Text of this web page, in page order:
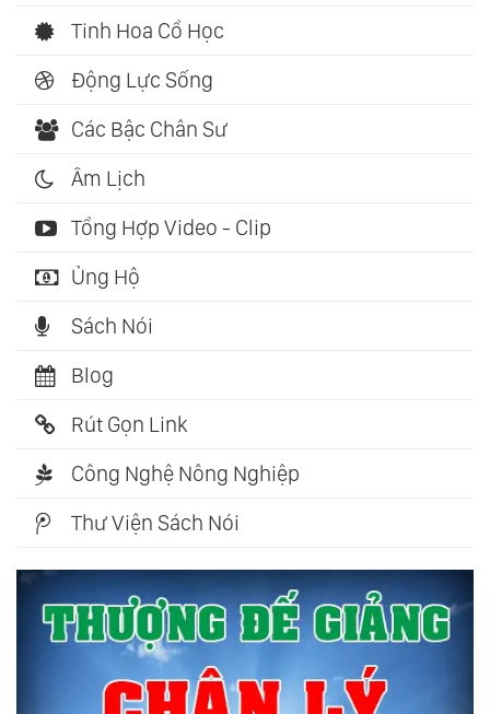
Tinh Hoa Cổ Học
Động Lực Sống
Các Bậc Chân Sư
Âm Lịch
Tổng Hợp Video - Clip
Ủng Hộ
Sách Nói
Blog
Rút Gọn Link
Công Nghệ Nông Nghiệp
Thư Viện Sách Nói